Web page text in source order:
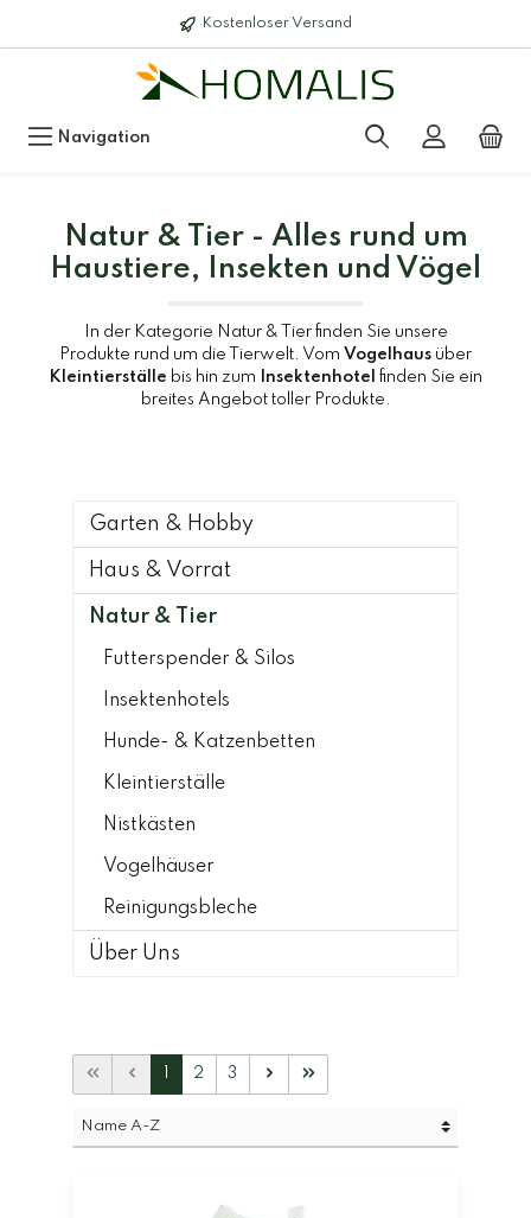
Kostenloser Versand
Navigation
Natur & Tier - Alles rund um
Haustiere, Insekten und Vögel
In der Kategorie Natur & Tier finden Sie unsere
Produkte rund um die Tierwelt. Vom Vogelhaus über
Kleintierställe bis hin zum Insektenhotel finden Sie ein
breites Angebot toller Produkte.
Garten & Hobby
Haus & Vorrat
Natur & Tier
Futterspender & Silos
Insektenhotels
Hunde- & Katzenbetten
Kleintierställe
Nistkästen
Vogelhäuser
Reinigungsbleche
Über Uns
2 3